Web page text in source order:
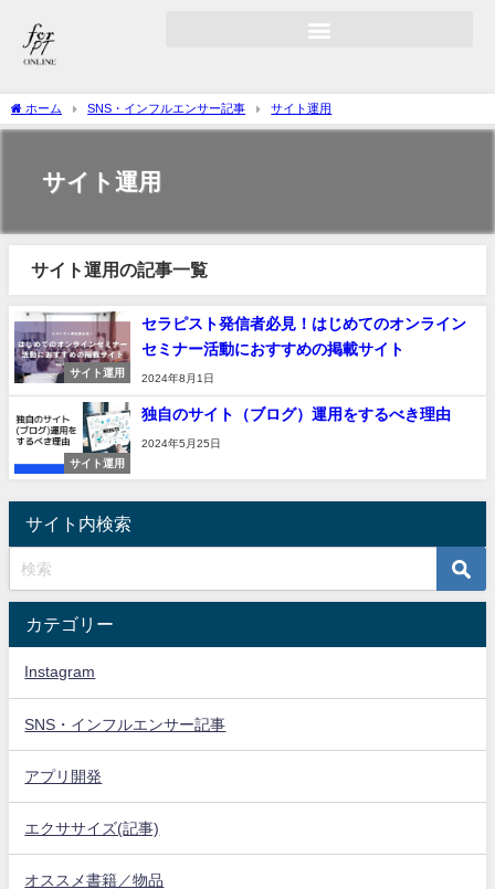
ホーム SNS・インフルエンサー記事 サイト運用
サイト運用
サイト運用の記事一覧
サイト運用
セラピスト発信者必見！はじめてのオンライン
セミナー活動におすすめの掲載サイト
2024年8月1日
サイト運用
独自のサイト（ブログ）運用をするべき理由
2024年5月25日
サイト内検索
カテゴリー
Instagram
SNS・インフルエンサー記事
アプリ開発
エクササイズ(記事)
オススメ書籍／物品